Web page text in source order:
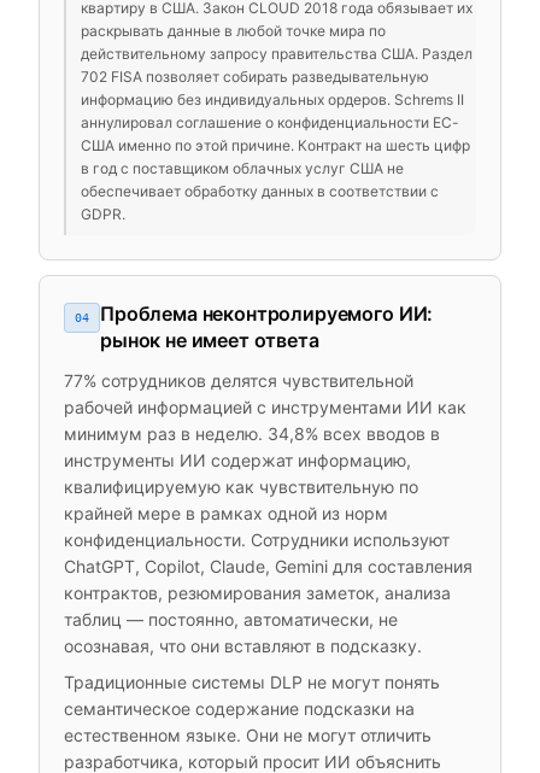
квартиру в США. Закон CLOUD 2018 года обязывает их
раскрывать данные в любой точке мира по
действительному запросу правительства США. Раздел
702 FISA позволяет собирать разведывательную
информацию без индивидуальных ордеров. Schrems II
аннулировал соглашение о конфиденциальности ЕС-
США именно по этой причине. Контракт на шесть цифр
в год с поставщиком облачных услуг США не
обеспечивает обработку данных в соответствии с
GDPR.
04
Проблема неконтролируемого ИИ:
рынок не имеет ответа
77% сотрудников делятся чувствительной
рабочей информацией с инструментами ИИ как
минимум раз в неделю. 34,8% всех вводов в
инструменты ИИ содержат информацию,
квалифицируемую как чувствительную по
крайней мере в рамках одной из норм
конфиденциальности. Сотрудники используют
ChatGPT, Copilot, Claude, Gemini для составления
контрактов, резюмирования заметок, анализа
таблиц — постоянно, автоматически, не
осознавая, что они вставляют в подсказку.
Традиционные системы DLP не могут понять
семантическое содержание подсказки на
естественном языке. Они не могут отличить
разработчика, который просит ИИ объяснить